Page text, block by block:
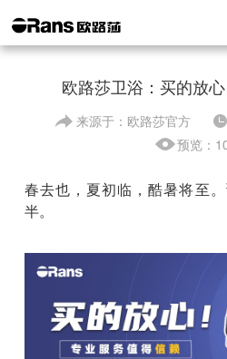
欧路莎卫浴：买的放
来源于：欧路莎官方
预览：
春去也，夏初临，酷暑将至
半。